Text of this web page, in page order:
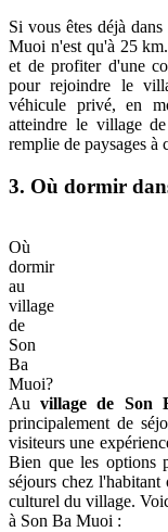
Si vous êtes déjà
Muoi n'est qu'à 25
et de profiter d'une
pour rejoindre le
véhicule privé, en
atteindre le village
remplie de paysages à
3. Où dormir
Où
dormir
au
village
de
Son
Ba
Muoi?
Auvillage de Son
principalement de
visiteurs une
Bien que les options
séjours chez
culturel du village.
à Son Ba Muoi :